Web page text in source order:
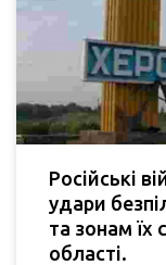
Російські
удари
та зонам їх
області.